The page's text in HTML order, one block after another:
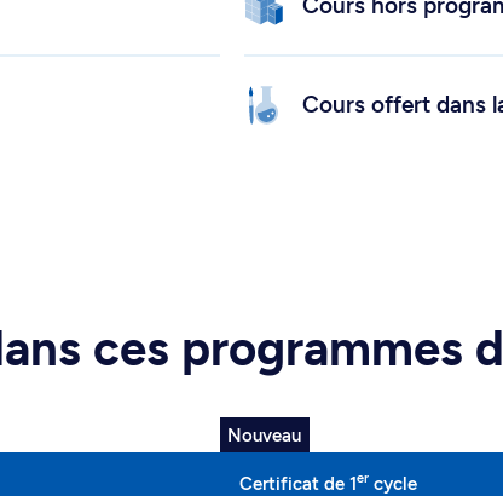
Cours offert dans
ces programmes
Nouveau
Certificat de 1er cycle